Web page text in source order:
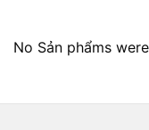
No Sản phẩms